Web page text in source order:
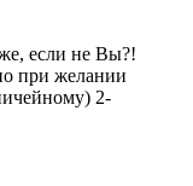
если не Вы?!
при желании
2-